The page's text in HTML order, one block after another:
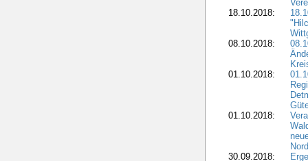
18.10.2018:
08.10.2018:
01.10.2018:
01.10.2018:
30.09.2018: